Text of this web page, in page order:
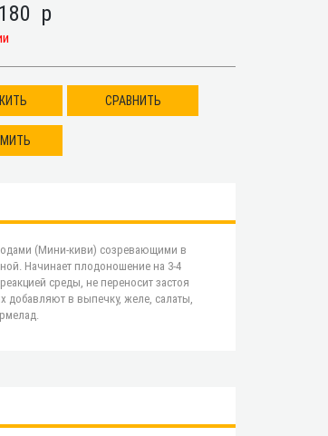
180 p
СРАВНИТЬ
(Мини-киви) созревающими в
Начинает плодоношение на 3-4
среды, не переносит застоя
добавляют в выпечку, желе, салаты,